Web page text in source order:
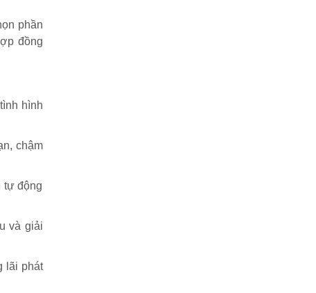
phần
đồng
hình
chậm
tự động
và giải
lãi phát